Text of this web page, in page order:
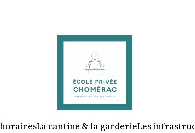
La cantine & la garderieLes